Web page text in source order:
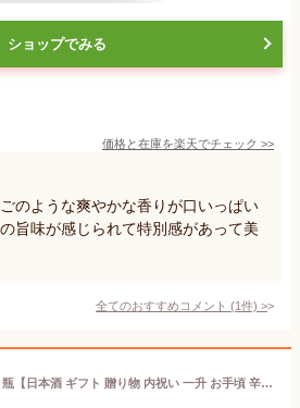
ショップでみる
価格と在庫を楽天でチェック >>
のような爽やかな香りが口いっぱい
旨味が感じられて特別感があって美
全てのおすすめコメント (1件) >
喜平 本醸造 1800ml 瓶【日本酒 ギフト 贈り物 内祝い 一升 お手頃 辛口 プレゼント 還暦 手土産 晴れの国 岡山 おかやま】[御歳暮 贈り物 御礼 母の日 父の日 御中元]